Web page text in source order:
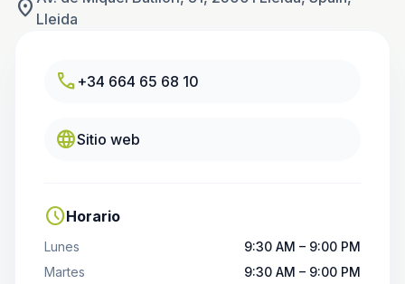
location_on Lleida
call +34 664 65 68 10
languageSitio web
scheduleHorario
Lunes
9:30 AM – 9:00 PM
Martes
9:30 AM – 9:00 PM